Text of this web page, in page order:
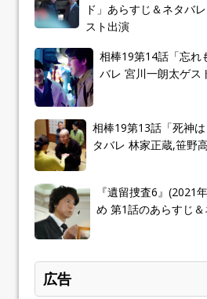
ド」あらすじ＆ネタバ
スト出演
相棒19第14話「忘れ
バレ 宮川一朗太ゲス
相棒19第13話「死神
タバレ 林家正蔵,笹野
『遺留捜査6』(2021
め 第1話のあらすじ
広告